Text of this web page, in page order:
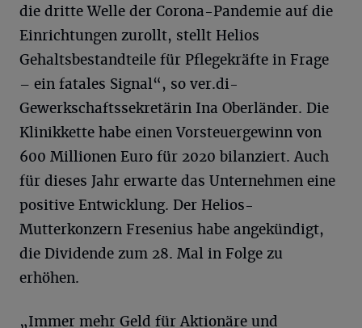
die dritte Welle der Corona-Pandemie auf die
Einrichtungen zurollt, stellt Helios
Gehaltsbestandteile für Pflegekräfte in Frage
– ein fatales Signal“, so ver.di-
Gewerkschaftssekretärin Ina Oberländer. Die
Klinikkette habe einen Vorsteuergewinn von
600 Millionen Euro für 2020 bilanziert. Auch
für dieses Jahr erwarte das Unternehmen eine
positive Entwicklung. Der Helios-
Mutterkonzern Fresenius habe angekündigt,
die Dividende zum 28. Mal in Folge zu
erhöhen.
„Immer mehr Geld für Aktionäre und